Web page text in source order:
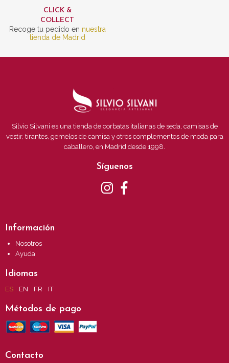
CLICK &
COLLECT
Recoge tu pedido en nuestra
tienda de Madrid
Silvio Silvani es una tienda de corbatas italianas de seda, camisas de
vestir, tirantes, gemelos de camisa y otros complementos de moda para
caballero, en Madrid desde 1998.
Síguenos
Información
Nosotros
Ayuda
Idiomas
ES EN FR IT
Métodos de pago
Contacto